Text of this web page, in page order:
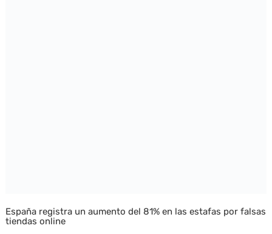
España registra un aumento del 81% en las estafas por falsas
tiendas online